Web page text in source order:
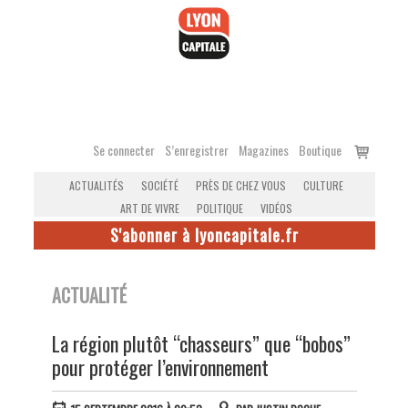
Se connecter S’enregistrer Magazines Boutique
Voir
ACTUALITÉS SOCIÉTÉ PRÈS DE CHEZ VOUS
CULTURE
ART DE VIVRE
POLITIQUE VIDÉOS
S'abonner à lyoncapitale.fr
ACTUALITÉ
La région plutôt “chasseurs” que “bobos”
pour protéger l’environnement